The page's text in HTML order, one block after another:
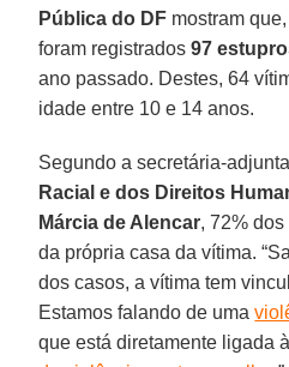
Pública do DF mostram
foram registrados97
ano passado. Destes, 64
idade entre 10 e 14 anos.
Segundo a secretária-
Racial e dos Direitos
Márcia de Alencar, 72%
da própria casa da vítima.
dos casos, a vítima tem
Estamos falando de uma
que está diretamente ligada